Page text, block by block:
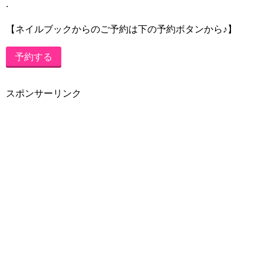
.
【ネイルブックからのご予約は下の予約ボタンから♪】
予約する
スポンサーリンク